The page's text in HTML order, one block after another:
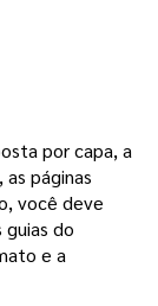
por capa, a
páginas
você deve
guias do
e a